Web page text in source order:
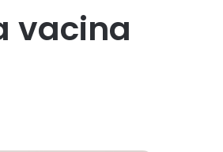
vacina